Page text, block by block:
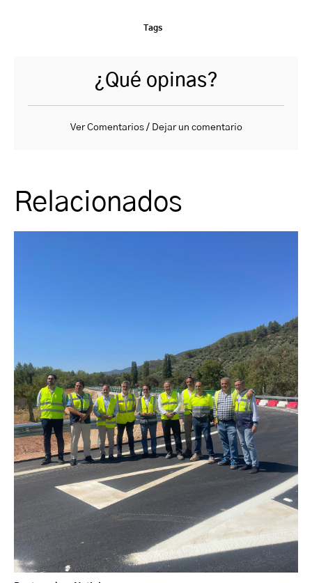
Tags
¿Qué opinas?
Ver Comentarios / Dejar un comentario
Relacionados